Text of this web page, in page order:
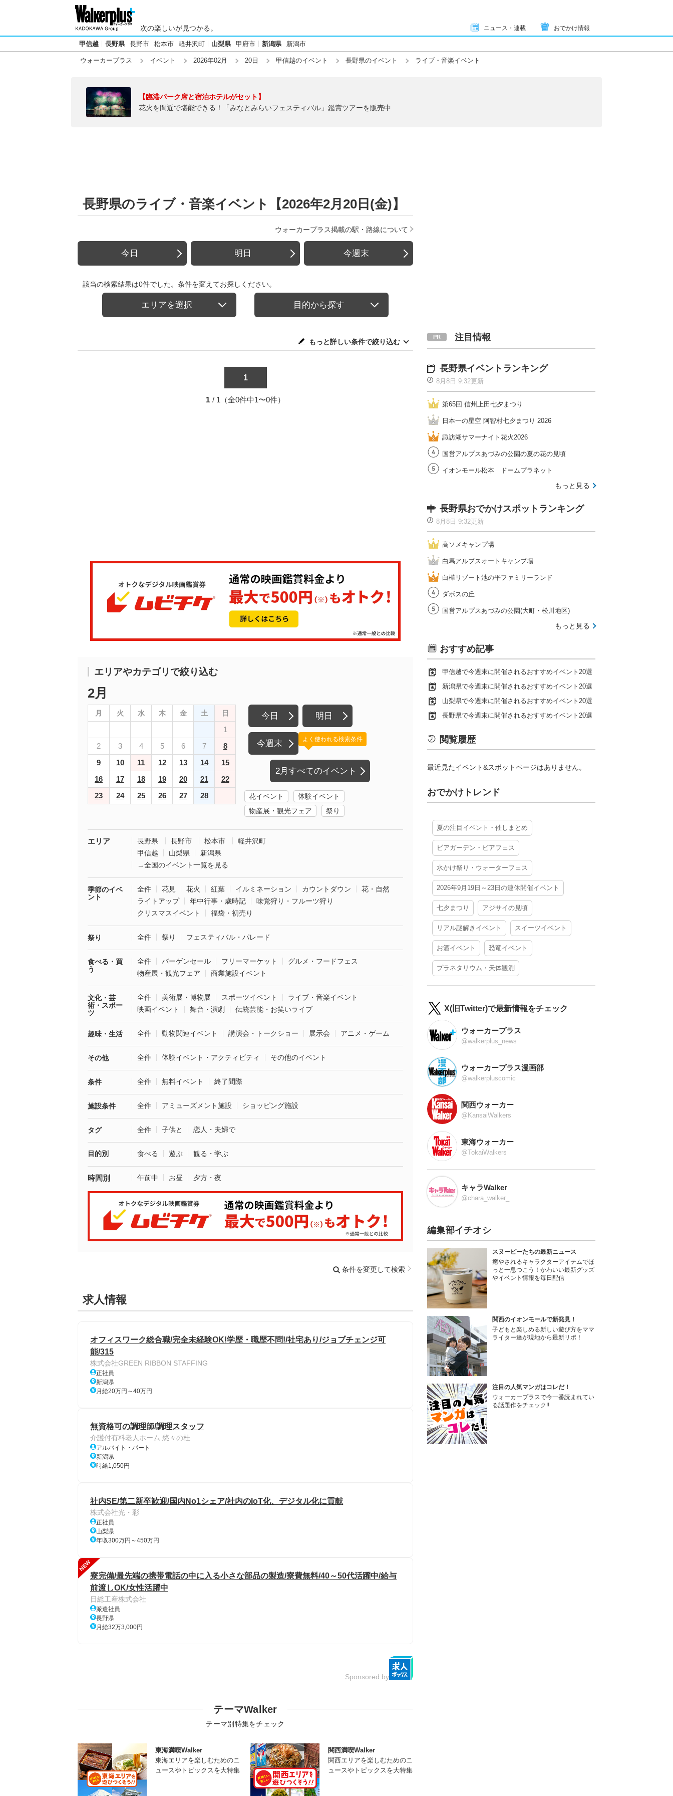
次の楽しいが見つかる。 ニュース・連載 おでかけ情報
甲信越 長野県 長野市 松本市 軽井沢町 山梨県 甲府市 新潟県 新潟市
ウォーカープラス イベント 2026年02月 20日 甲信越のイベント 長野県のイベント ライブ・音楽イベント
【臨港パーク席と宿泊ホテルがセット】
花火を間近で堪能できる！「みなとみらいフェスティバル」鑑賞ツアーを販売中
長野県のライブ・音楽イベント【2026年2月20日(金)】
ウォーカープラス掲載の駅・路線について
今日 明日 今週末
該当の検索結果は0件でした。条件を変えてお探しください。
エリアを選択 目的から探す
もっと詳しい条件で絞り込む
1
1 / 1（全0件中1〜0件）
エリアやカテゴリで絞り込む
2月
月 火 水 木 金 土 日
1
2
3 4 5 6 7
8
9
10 11 12 13 14
15
16
17 18 19 20 21
22
23
24 25 26 27 28
今日 明日
今週末
2月すべてのイベント
よく使われる検索条件
花イベント
体験イベント
物産展・観光フェア
祭り
エリア 長野県 長野市 松本市
軽井沢町
甲信越
山梨県
新潟県
→全国のイベント一覧を見る
季節のイベ
ント
全件 花見 花火 紅葉 イルミネーション カウントダウン
花・自然
ライトアップ
年中行事・歳時記
味覚狩り・フルーツ狩り
クリスマスイベント
福袋・初売り
祭り 全件 祭り フェスティバル・パレード
食べる・買
う
全件 バーゲンセール フリーマーケット
グルメ・フードフェス
物産展・観光フェア
商業施設イベント
文化・芸
術・スポー
ツ
全件 美術展・博物展 スポーツイベント
ライブ・音楽イベント
映画イベント
舞台・演劇 伝統芸能・お笑いライブ
趣味・生活 全件 動物関連イベント 講演会・トークショー 展示会 アニメ・ゲーム
その他 全件 体験イベント・アクティビティ その他のイベント
条件 全件 無料イベント 終了間際
施設条件 全件 アミューズメント施設 ショッピング施設
タグ 全件 子供と 恋人・夫婦で
目的別 食べる 遊ぶ 観る・学ぶ
時間別 午前中 お昼 夕方・夜
条件を変更して検索
求人情報
オフィスワーク総合職/完全未経験OK!学歴・職歴不問!/社宅あり/ジョブチェンジ可
能/315
株式会社GREEN RIBBON STAFFING
正社員
新潟県
月給20万円～40万円
無資格可の調理師/調理スタッフ
介護付有料老人ホーム 悠々の杜
アルバイト・パート
新潟県
時給1,050円
社内SE/第二新卒歓迎/国内No1シェア/社内のIoT化、デジタル化に貢献
株式会社光・彩
正社員
山梨県
年収300万円～450万円
NEW
寮完備/最先端の携帯電話の中に入る小さな部品の製造/寮費無料/40～50代活躍中/給与
前渡しOK/女性活躍中
日総工産株式会社
派遣社員
長野県
月給32万3,000円
Sponsored by
テーマWalker
テーマ別特集をチェック
東海満喫Walker
東海エリアを楽しむためのニ
ュースやトピックスを大特集
関西満喫Walker
関西エリアを楽しむためのニ
ュースやトピックスを大特集
注目情報
長野県イベントランキング
8月8日 9:32更新
第65回 信州上田七夕まつり
日本一の星空 阿智村七夕まつり 2026
諏訪湖サマーナイト花火2026
国営アルプスあづみの公園の夏の花の見頃
イオンモール松本 ドームプラネット
もっと見る
長野県おでかけスポットランキング
8月8日 9:32更新
高ソメキャンプ場
白馬アルプスオートキャンプ場
白樺リゾート池の平ファミリーランド
ダボスの丘
国営アルプスあづみの公園(大町・松川地区)
もっと見る
おすすめ記事
甲信越で今週末に開催されるおすすめイベント20選
新潟県で今週末に開催されるおすすめイベント20選
山梨県で今週末に開催されるおすすめイベント20選
長野県で今週末に開催されるおすすめイベント20選
閲覧履歴
最近見たイベント&スポットページはありません。
おでかけトレンド
夏の注目イベント・催しまとめ
ビアガーデン・ビアフェス
水かけ祭り・ウォーターフェス
2026年9月19日～23日の連休開催イベント
七夕まつり アジサイの見頃
リアル謎解きイベント スイーツイベント
お酒イベント 恐竜イベント
プラネタリウム・天体観測
X(旧Twitter)で最新情報をチェック
ウォーカープラス
@walkerplus_news
ウォーカープラス漫画部
@walkerpluscomic
関西ウォーカー
@KansaiWalkers
東海ウォーカー
@TokaiWalkers
キャラWalker
@chara_walker_
編集部イチオシ
スヌーピーたちの最新ニュース
癒やされるキャラクターアイテムでほ
っと一息つこう！かわいい最新グッズ
やイベント情報を毎日配信
関西のイオンモールで新発見！
子どもと楽しめる新しい遊び方をママ
ライター達が現地から最新リポ！
注目の人気マンガはコレだ！
ウォーカープラスで今一番読まれてい
る話題作をチェック!!